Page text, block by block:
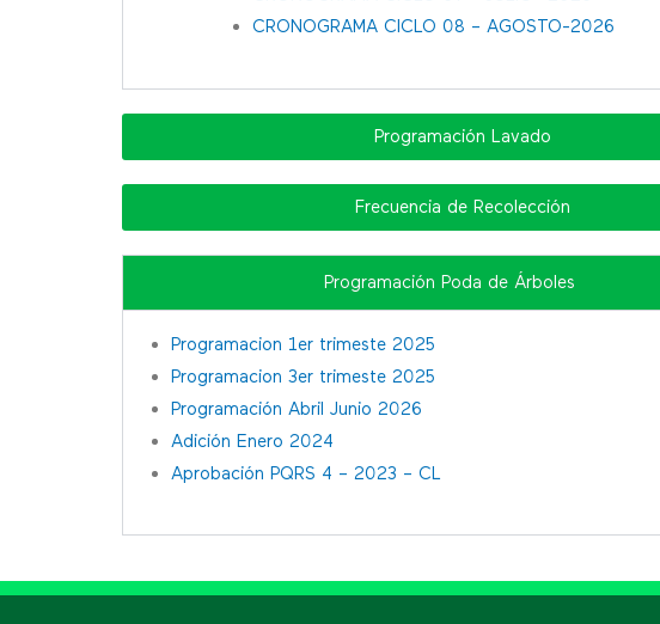
CRONOGRAMA CICLO 08 – AGOSTO-2026
Programación Lavado
Frecuencia de Recolección
Programación Poda de Árboles
Programacion 1er trimeste 2025
Programacion 3er trimeste 2025
Programación Abril Junio 2026
Adición Enero 2024
Aprobación PQRS 4 – 2023 – CL